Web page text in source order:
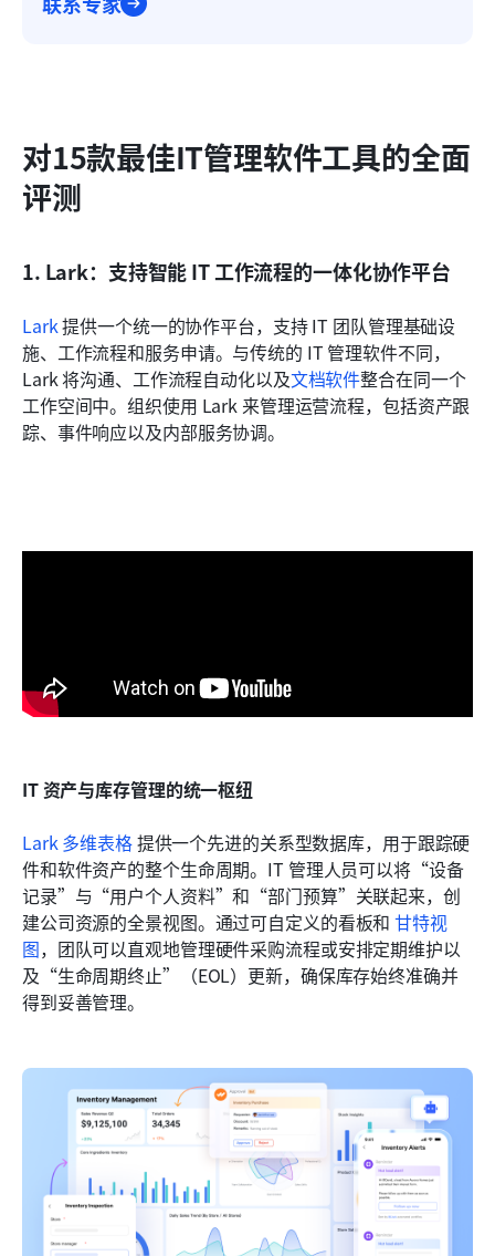
对15款最佳IT管理软件工具的全面
评测
1. Lark：支持智能 IT 工作流程的一体化协作平台
Lark 提供一个统一的协作平台，支持 IT 团队管理基础设
施、工作流程和服务申请。与传统的 IT 管理软件不同，
Lark 将沟通、工作流程自动化以及文档软件整合在同一个
工作空间中。组织使用 Lark 来管理运营流程，包括资产跟
踪、事件响应以及内部服务协调。
IT 资产与库存管理的统一枢纽
Lark 多维表格 提供一个先进的关系型数据库，用于跟踪硬
件和软件资产的整个生命周期。IT 管理人员可以将“设备
记录”与“用户个人资料”和“部门预算”关联起来，创
建公司资源的全景视图。通过可自定义的看板和 甘特视
图，团队可以直观地管理硬件采购流程或安排定期维护以
及“生命周期终止”（EOL）更新，确保库存始终准确并
得到妥善管理。